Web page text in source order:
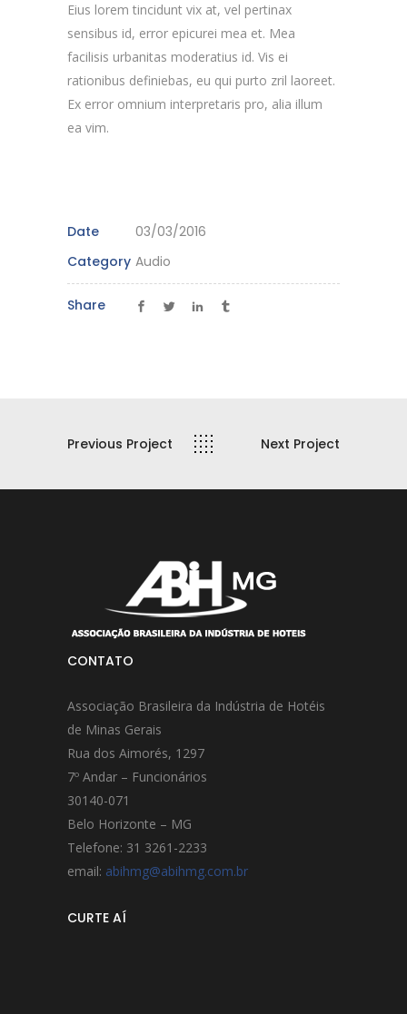
Eius lorem tincidunt vix at, vel pertinax
sensibus id, error epicurei mea et. Mea
facilisis urbanitas moderatius id. Vis ei
rationibus definiebas, eu qui purto zril laoreet.
Ex error omnium interpretaris pro, alia illum
ea vim.
Date
03/03/2016
Category Audio
Share
Previous Project Next Project
CONTATO
Associação Brasileira da Indústria de Hotéis
de Minas Gerais
Rua dos Aimorés, 1297
7º Andar – Funcionários
30140-071
Belo Horizonte – MG
Telefone: 31 3261-2233
email: abihmg@abihmg.com.br
CURTE AÍ